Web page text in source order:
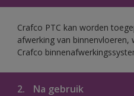
Crafco PTC kan worden
afwerking van
Crafco
2. Na gebruik